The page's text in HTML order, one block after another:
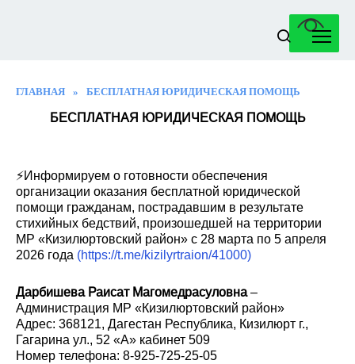
ГЛАВНАЯ » БЕСПЛАТНАЯ ЮРИДИЧЕСКАЯ ПОМОЩЬ
БЕСПЛАТНАЯ ЮРИДИЧЕСКАЯ ПОМОЩЬ
⚡️Информируем о готовности обеспечения
организации оказания бесплатной юридической
помощи гражданам, пострадавшим в результате
стихийных бедствий, произошедшей на территории
МР «Кизилюртовский район» с 28 марта по 5 апреля
2026 года (https://t.me/kizilyrtraion/41000)
Дарбишева Раисат Магомедрасуловна–
Администрация МР «Кизилюртовский район»
Адрес: 368121, Дагестан Республика, Кизилюрт г.,
Гагарина ул., 52 «А» кабинет 509
Номер телефона: 8-925-725-25-05